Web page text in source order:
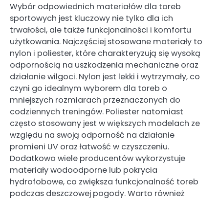
Wybór odpowiednich materiałów dla toreb
sportowych jest kluczowy nie tylko dla ich
trwałości, ale także funkcjonalności i komfortu
użytkowania. Najczęściej stosowane materiały to
nylon i poliester, które charakteryzują się wysoką
odpornością na uszkodzenia mechaniczne oraz
działanie wilgoci. Nylon jest lekki i wytrzymały, co
czyni go idealnym wyborem dla toreb o
mniejszych rozmiarach przeznaczonych do
codziennych treningów. Poliester natomiast
często stosowany jest w większych modelach ze
względu na swoją odporność na działanie
promieni UV oraz łatwość w czyszczeniu.
Dodatkowo wiele producentów wykorzystuje
materiały wodoodporne lub pokrycia
hydrofobowe, co zwiększa funkcjonalność toreb
podczas deszczowej pogody. Warto również